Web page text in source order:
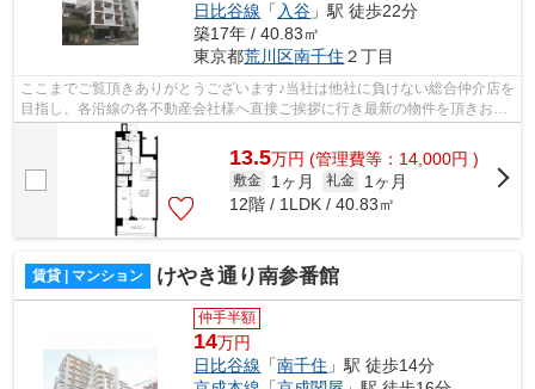
日比谷線 「 入谷 」駅 徒歩22分
築17年 / 40.83㎡
東京都荒川区南千住 ２丁目
ここまでご覧頂きありがとうございます♪当社は他社に負けない総合仲介店を
目指し、各沿線の各不動産会社様へ直接ご挨拶に行き最新の物件を頂きお客
様へ提供しております！最新の情報は...
13.5万円 (管理費等：14,000円 )
敷金 1ヶ月 礼金
1ヶ月
12階 / 1LDK / 40.83㎡
賃貸 | マンション けやき通り南参番館
仲手半額
14万円
日比谷線 「南千住 」駅 徒歩14分